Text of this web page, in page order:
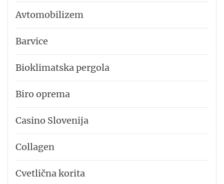
Avtomobilizem
Barvice
Bioklimatska pergola
Biro oprema
Casino Slovenija
Collagen
Cvetlična korita